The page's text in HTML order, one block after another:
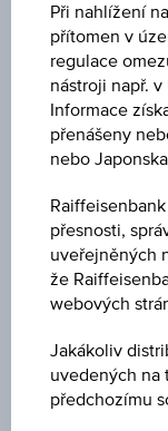
PRODEJ
105,68 %
POSLEDNÍ
07.08.2026
15:31:10.275
čas
(UTC)
CENA PODKL.
-
-
KUPÓN V %
Při nahlížení
přítomen v
regulace
nástroji např.
Informace
přenášeny
nebo
přesnosti,
uveřejněných
že
webových
Jakákoliv
uvedených na
předchozímu